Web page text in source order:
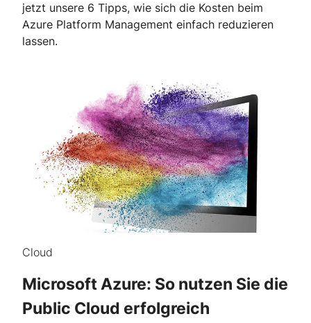
jetzt unsere 6 Tipps, wie sich die Kosten beim
Azure Platform Management einfach reduzieren
lassen.
Cloud
Microsoft Azure: So nutzen Sie die
Public Cloud erfolgreich